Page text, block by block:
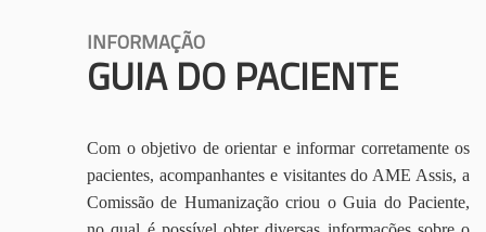
INFORMAÇÃO
GUIA DO PACIENTE
Com o objetivo de orientar e informar corretamente os
pacientes, acompanhantes e visitantes do AME Assis, a
Comissão de Humanização criou o Guia do Paciente,